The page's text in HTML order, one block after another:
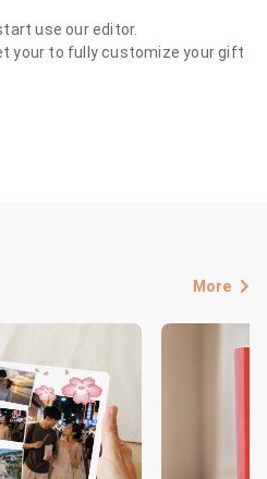
use our editor.
your to fully customize your gift
More